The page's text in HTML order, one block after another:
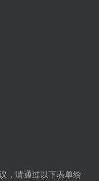
，请通过以下表单给